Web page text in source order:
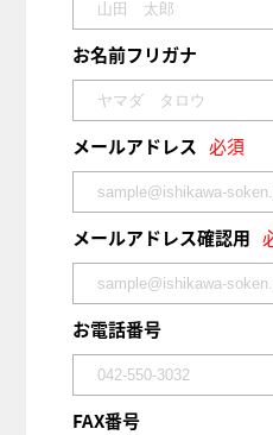
お名前フリガナ
メールアドレス 必須
メールアドレス確認用
お電話番号
FAX番号